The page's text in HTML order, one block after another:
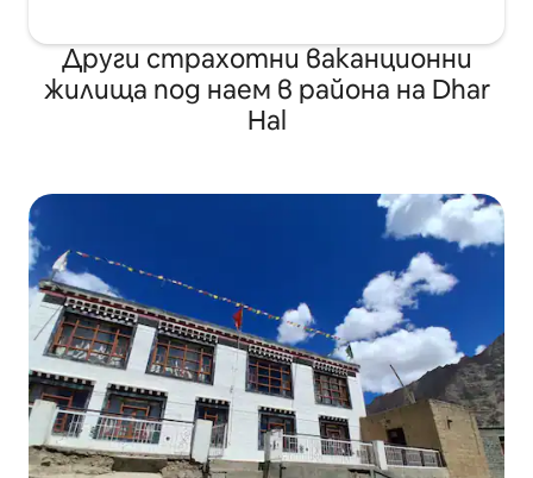
Други страхотни ваканционни
жилища под наем в района на Dhar
Hal